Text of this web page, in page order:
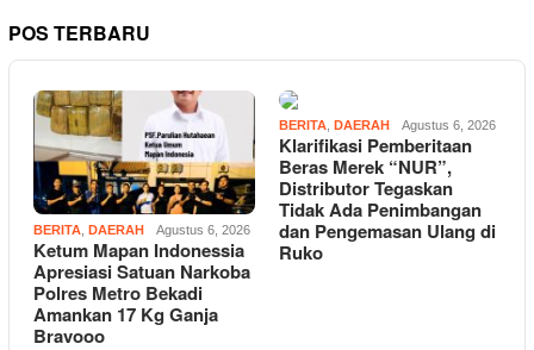
POS TERBARU
BERITA DAERAH Agustus 6, 2026
Ketum Mapan Indonessia
Apresiasi Satuan Narkoba
Polres Metro Bekadi
Amankan 17 Kg Ganja
Bravooo
BERITA DAERAH Agustus 6, 2026
Klarifikasi Pemberitaan
Beras Merek “NUR”,
Distributor Tegaskan
Tidak Ada Penimbangan
dan Pengemasan Ulang di
Ruko